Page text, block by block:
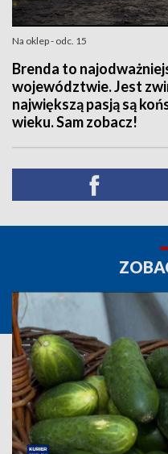
Na oklep - odc. 15
Brenda to
województwie. Jest
największą pasją są
wieku. Sam zobacz!